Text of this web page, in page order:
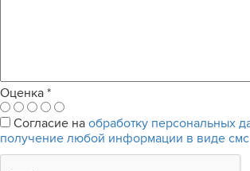
Оценка *
Согласие на обработку персональных
получение любой информации в виде